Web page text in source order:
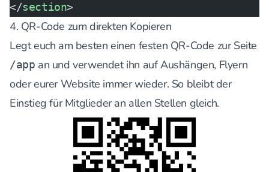
</section>
4. QR-Code zum direkten Kopieren
Legt euch am besten einen festen QR-Code zur Seite
/app an und verwendet ihn auf Aushängen, Flyern
oder eurer Website immer wieder. So bleibt der
Einstieg für Mitglieder an allen Stellen gleich.